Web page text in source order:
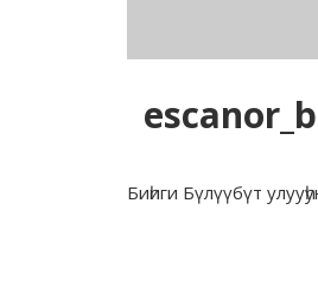
Биһиги Бүлүүбүт